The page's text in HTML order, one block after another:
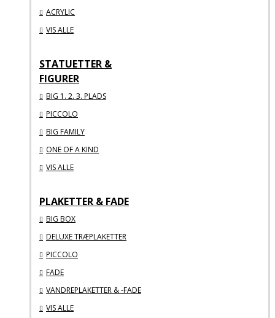
ACRYLIC
VIS ALLE
STATUETTER &
FIGURER
BIG 1. 2. 3. PLADS
PICCOLO
BIG FAMILY
ONE OF A KIND
VIS ALLE
PLAKETTER & FADE
BIG BOX
DELUXE TRÆPLAKETTER
PICCOLO
FADE
VANDREPLAKETTER & -FADE
VIS ALLE